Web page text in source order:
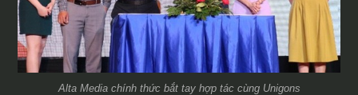
Alta Media chính thức bắt tay hợp tác cùng Unigons